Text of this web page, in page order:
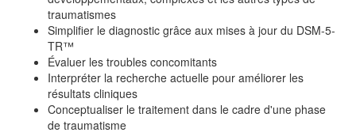
traumatismes
Simplifier le diagnostic grâce aux mises à jour du DSM-5-
TR™
Évaluer les troubles concomitants
Interpréter la recherche actuelle pour améliorer les
résultats cliniques
Conceptualiser le traitement dans le cadre d'une phase
de traumatisme